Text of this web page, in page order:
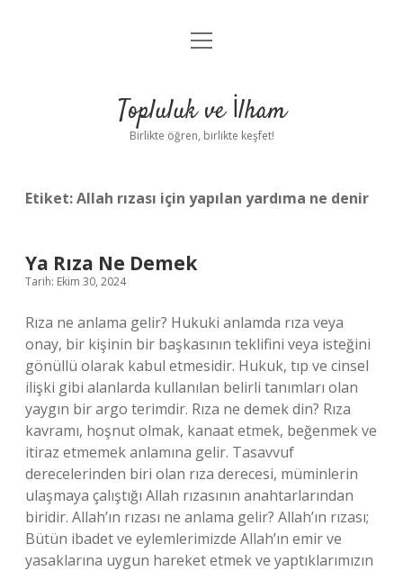
Anasayfa
Yasal Uyarı
menüyü
Topluluk ve İlham
Birlikte öğren, birlikte keşfet!
Etiket:Allah rızası için yapılan yardıma ne denir
Ya Rıza Ne Demek
Tarih: Ekim 30, 2024
Rıza ne anlama gelir? Hukuki anlamda rıza veya
onay, bir kişinin bir başkasının teklifini veya isteğini
gönüllü olarak kabul etmesidir. Hukuk, tıp ve cinsel
ilişki gibi alanlarda kullanılan belirli tanımları olan
yaygın bir argo terimdir. Rıza ne demek din? Rıza
kavramı, hoşnut olmak, kanaat etmek, beğenmek ve
itiraz etmemek anlamına gelir. Tasavvuf
derecelerinden biri olan rıza derecesi, müminlerin
ulaşmaya çalıştığı Allah rızasının anahtarlarından
biridir. Allah’ın rızası ne anlama gelir? Allah’ın rızası;
Bütün ibadet ve eylemlerimizde Allah’ın emir ve
yasaklarına uygun hareket etmek ve yaptıklarımızın